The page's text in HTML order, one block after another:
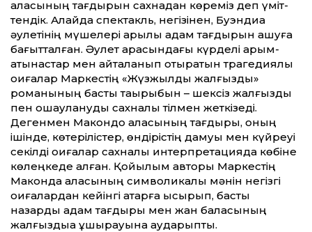
қаласының тағдырын сахнадан көреміз деп үміт­
тендік. Алайда спектакль, негізінен, Буэндиа
әулетінің мүшелері арқылы адам тағдырын ашуға
бағыт­талған. Әулет арасындағы күрделі қарым-
қатынастар мен қайталанып отыратын трагедиялық
оқиғалар Маркестің «Жүзжылдық жалғыздық»
романының басты тақырыбын – шексіз жалғыздық
пен оқшаулануды сахналық тілмен жеткізеді.
Дегенмен Макондо қаласының тағдыры, оның
ішінде, көтерілістер, өндірістің дамуы мен күйреуі
секілді оқиғалар сахналық интерпретацияда көбіне
көлеңкеде қалған. Қойылым авторы Маркестің
Маконда қаласының символикалық мәнін негізгі
оқиғалардан кейінгі қатарға ысырып, басты
назарды адам тағдыры мен жан баласының
жалғыздыққа ұшырауына аударыпты.